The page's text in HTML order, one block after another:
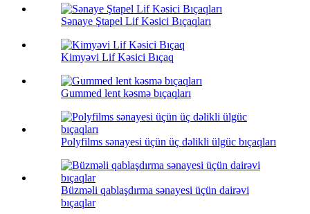
Sənaye Ştapel Lif Kəsici Bıçaqları
Kimyəvi Lif Kəsici Bıçaq
Gummed lent kəsmə bıçaqları
Polyfilms sənayesi üçün üç dəlikli ülgüc bıçaqları
Büzməli qablaşdırma sənayesi üçün dairəvi
bıçaqlar